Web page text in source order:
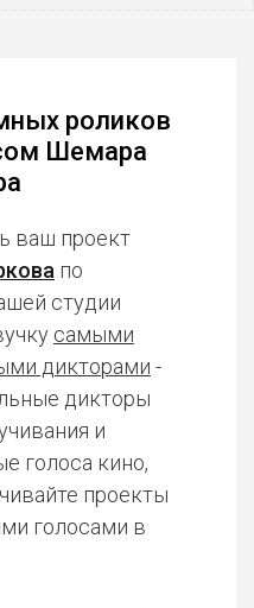
роликов
Шемара
ваш проект
по
студии
самыми
дикторами -
дикторы
и
голоса кино,
проекты
голосами в